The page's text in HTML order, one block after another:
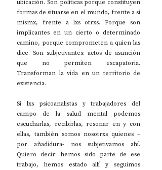
ubicación. Son políticas porque constituyen
formas de situarse en el mundo, frente a si
mismx, frente a lxs otrxs. Porque son
implicantes en un cierto o determinado
camino, porque comprometen a quien las
dice. Son subjetivantes: actos de asunción
que no permiten escapatoria.
Transforman la vida en un territorio de
existencia.
Si lxs psicoanalistas y trabajadores del
campo de la salud mental podemos
escucharlas, recibirlas, resonar en y con
ellas, también somos nosotrxs quienes –
por añadidura- nos subjetivamos ahí.
Quiero decir: hemos sido parte de ese
trabajo, hemos estado allí y seguimos